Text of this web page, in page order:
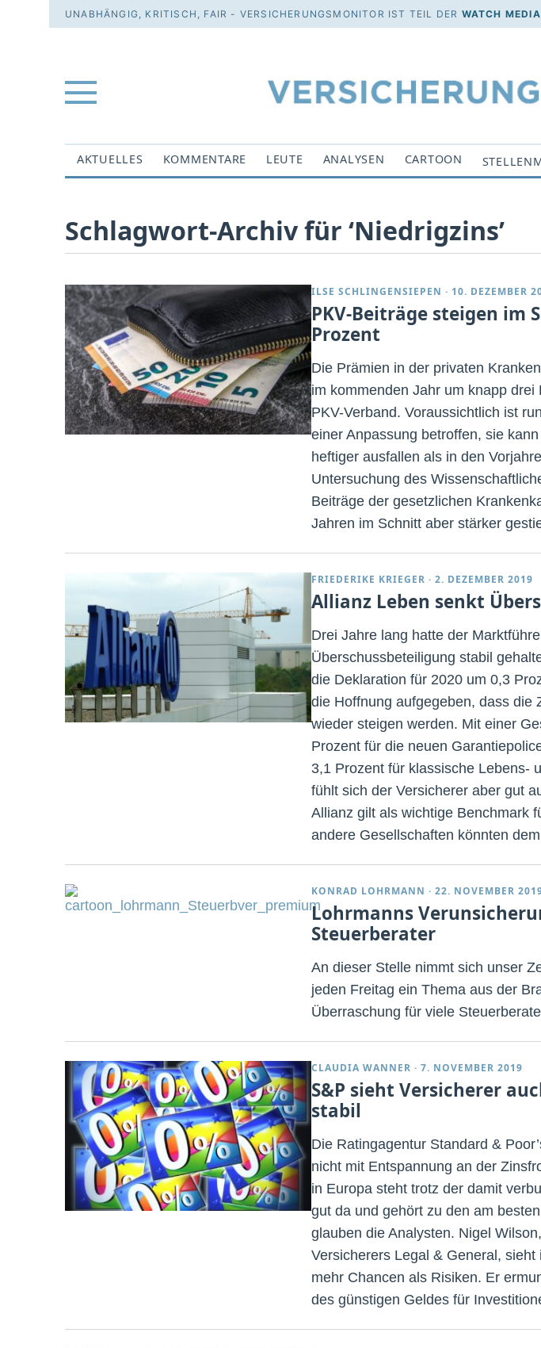
UNABHÄNGIG, KRITISCH, FAIR - VERSICHERUNGSMONITOR IST TEIL DER WATCH
AKTUELLES KOMMENTARE LEUTE ANALYSEN CARTOON
Schlagwort-Archiv für ‘Niedrigzins’
ILSE SCHLINGENSIEPEN · 10. DEZEMBER
PKV-Beiträge steigen im
Prozent
Die Prämien in der privaten
im kommenden Jahr um knapp
PKV-Verband. Voraussichtlich ist
einer Anpassung betroffen, sie
heftiger ausfallen als in den
Untersuchung des
Beiträge der gesetzlichen
Jahren im Schnitt aber stärker
FRIEDERIKE KRIEGER · 2. DEZEMBER 2019
Allianz Leben senkt
Drei Jahre lang hatte der
Überschussbeteiligung stabil
die Deklaration für 2020 um 0,3
die Hoffnung aufgegeben, dass die
wieder steigen werden. Mit einer
Prozent für die neuen
3,1 Prozent für klassische Lebens-
fühlt sich der Versicherer aber gut
Allianz gilt als wichtige Benchmark
andere Gesellschaften könnten
KONRAD LOHRMANN · 22. NOVEMBER
Lohrmanns
Steuerberater
An dieser Stelle nimmt sich unser
jeden Freitag ein Thema aus der
Überraschung für viele
CLAUDIA WANNER · 7. NOVEMBER 2019
S&P sieht Versicherer
stabil
Die Ratingagentur Standard &
nicht mit Entspannung an der
in Europa steht trotz der damit
gut da und gehört zu den am
glauben die Analysten. Nigel
Versicherers Legal & General,
mehr Chancen als Risiken. Er
des günstigen Geldes für